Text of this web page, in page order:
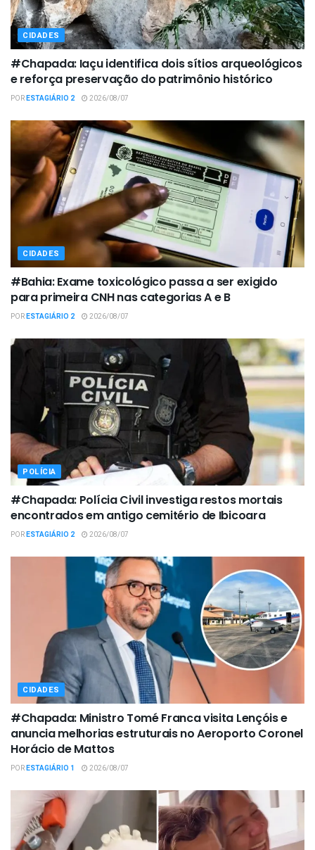
CIDADES
#Chapada: Iaçu identifica dois sítios arqueológicos
e reforça preservação do patrimônio histórico
PORESTAGIÁRIO 2 2026/08/07
CIDADES
#Bahia: Exame toxicológico passa a ser exigido
para primeira CNH nas categorias A e B
PORESTAGIÁRIO 2 2026/08/07
POLÍCIA
#Chapada: Polícia Civil investiga restos mortais
encontrados em antigo cemitério de Ibicoara
PORESTAGIÁRIO 2 2026/08/07
CIDADES
#Chapada: Ministro Tomé Franca visita Lençóis e
anuncia melhorias estruturais no Aeroporto Coronel
Horácio de Mattos
PORESTAGIÁRIO 1 2026/08/07